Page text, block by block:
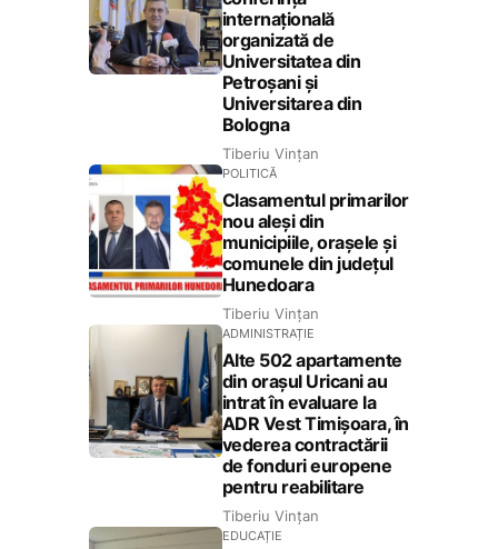
internațională
organizată de
Universitatea din
Petroșani și
Universitarea din
Bologna
Tiberiu Vințan
POLITICĂ
Clasamentul primarilor
nou aleși din
municipiile, orașele și
comunele din județul
Hunedoara
Tiberiu Vințan
ADMINISTRAȚIE
Alte 502 apartamente
din orașul Uricani au
intrat în evaluare la
ADR Vest Timișoara, în
vederea contractării
de fonduri europene
pentru reabilitare
Tiberiu Vințan
EDUCAȚIE